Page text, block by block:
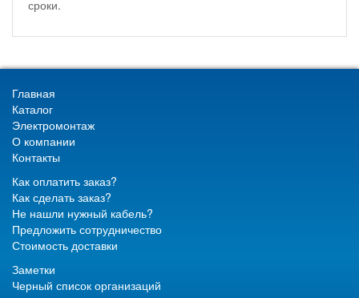
сроки.
Главная
Каталог
Электромонтаж
О компании
Контакты
Как оплатить заказ?
Как сделать заказ?
Не нашли нужный кабель?
Предложить сотрудничество
Стоимость доставки
Заметки
Черный список организаций